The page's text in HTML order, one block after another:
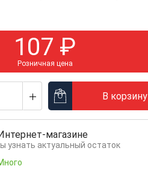
107 ₽
Розничная цена
В корзину
магазине
узнать актуальный остаток